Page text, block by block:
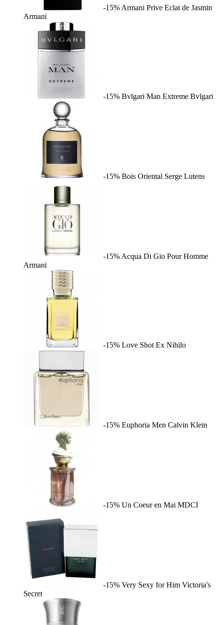
-15% Armani Prive Eclat de Jasmin
Armani
-15% Bvlgari Man Extreme Bvlgari
-15% Bois Oriental Serge Lutens
-15% Acqua Di Gio Pour Homme
Armani
-15% Love Shot Ex Nihilo
-15% Euphoria Men Calvin Klein
-15% Un Coeur en Mai MDCI
-15% Very Sexy for Him Victoria's
Secret